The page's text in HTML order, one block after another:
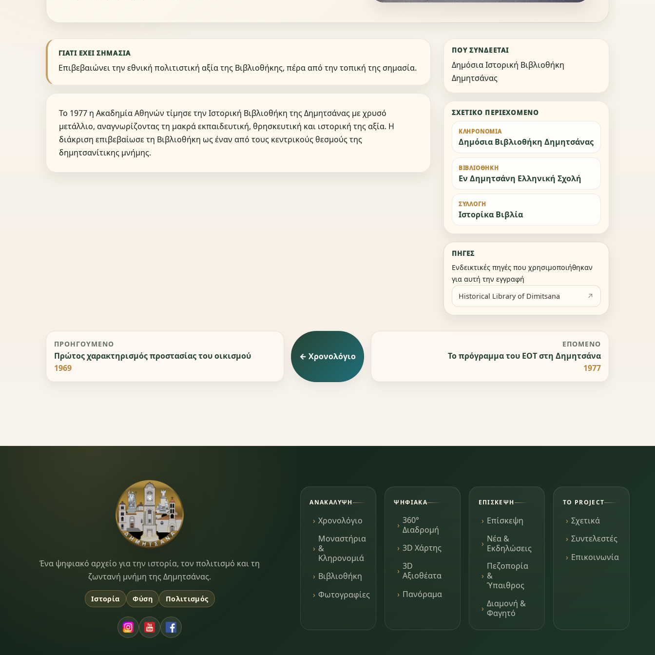
ΓΙΑΤΊ ΈΧΕΙ ΣΗΜΑΣΊΑ
Επιβεβαιώνει την εθνική πολιτιστική αξία της Βιβλιοθήκης, πέρα από την τοπική της σημασία.
Το 1977 η Ακαδημία Αθηνών τίμησε την Ιστορική Βιβλιοθήκη της Δημητσάνας με χρυσό
μετάλλιο, αναγνωρίζοντας τη μακρά εκπαιδευτική, θρησκευτική και ιστορική της αξία. Η
διάκριση επιβεβαίωσε τη Βιβλιοθήκη ως έναν από τους κεντρικούς θεσμούς της
δημητσανίτικης μνήμης.
ΠΟΎ ΣΥΝΔΈΕΤΑΙ
Δημόσια Ιστορική Βιβλιοθήκη
Δημητσάνας
ΣΧΕΤΙΚΌ ΠΕΡΙΕΧΌΜΕΝΟ
ΚΛΗΡΟΝΟΜΙΆ
Δημόσια Βιβλιοθήκη Δημητσάνας
ΒΙΒΛΙΟΘΉΚΗ
Εν Δημητσάνη Ελληνική Σχολή
ΣΥΛΛΟΓΉ
Ιστορίκα Βιβλία
ΠΗΓΈΣ
Ενδεικτικές πηγές που χρησιμοποιήθηκαν
για αυτή την εγγραφή
Historical Library of Dimitsana
ΠΡΟΗΓΟΎΜΕΝΟ
Πρώτος χαρακτηρισμός προστασίας του οικισμού
1969
← Χρονολόγιο
ΕΠΌΜΕΝΟ
Το πρόγραμμα του ΕΟΤ στη Δημητσάνα
1977
Dimitsana.gr
Ένα ψηφιακό αρχείο για την ιστορία, τον πολιτισμό και τη
ζωντανή μνήμη της Δημητσάνας.
Ιστορία Φύση Πολιτισμός
ΑΝΑΚΆΛΥΨΗ
Χρονολόγιο
Μοναστήρια
&
Κληρονομιά
Βιβλιοθήκη
Φωτογραφίες
ΨΗΦΙΑΚΆ
360°
Διαδρομή
3D Χάρτης
3D
Αξιοθέατα
Πανόραμα
ΕΠΊΣΚΕΨΗ
Επίσκεψη
Νέα &
Εκδηλώσεις
Πεζοπορία
&
Ύπαιθρος
Διαμονή &
Φαγητό
ΤΟ PROJECT
Σχετικά
Συντελεστές
Επικοινωνία